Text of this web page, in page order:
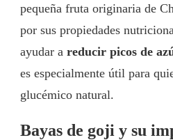
pequeña fruta originaria de
por sus propiedades
ayudar a reducir picos de
es especialmente útil para
glucémico natural.
Bayas de goji y su